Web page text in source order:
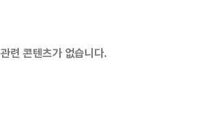
관련 콘텐츠가 없습니다.